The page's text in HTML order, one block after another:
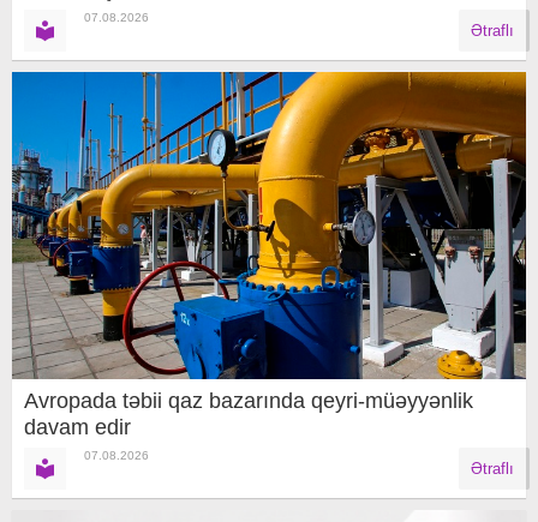
07.08.2026
Ətraflı
Avropada təbii qaz bazarında qeyri-müəyyənlik
davam edir
07.08.2026
Ətraflı